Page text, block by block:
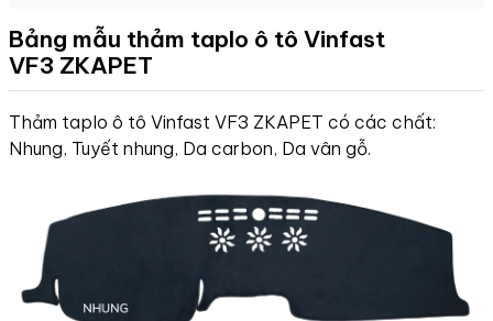
Bảng mẫu thảm taplo ô tô Vinfast
VF3 ZKAPET
Thảm taplo ô tô Vinfast VF3 ZKAPET có các chất:
Nhung, Tuyết nhung, Da carbon, Da vân gỗ.